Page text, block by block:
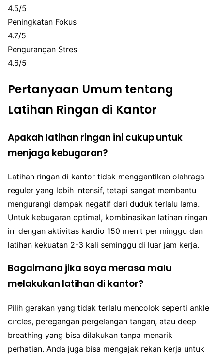
4.5/5
Peningkatan Fokus
4.7/5
Pengurangan Stres
4.6/5
Pertanyaan Umum tentang
Latihan Ringan di Kantor
Apakah latihan ringan ini cukup untuk
menjaga kebugaran?
Latihan ringan di kantor tidak menggantikan olahraga
reguler yang lebih intensif, tetapi sangat membantu
mengurangi dampak negatif dari duduk terlalu lama.
Untuk kebugaran optimal, kombinasikan latihan ringan
ini dengan aktivitas kardio 150 menit per minggu dan
latihan kekuatan 2-3 kali seminggu di luar jam kerja.
Bagaimana jika saya merasa malu
melakukan latihan di kantor?
Pilih gerakan yang tidak terlalu mencolok seperti ankle
circles, peregangan pergelangan tangan, atau deep
breathing yang bisa dilakukan tanpa menarik
perhatian. Anda juga bisa mengajak rekan kerja untuk